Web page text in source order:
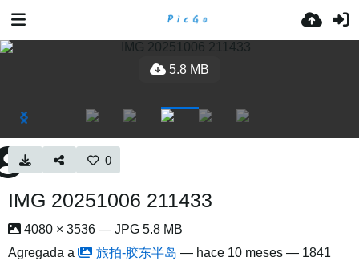
5.8 MB
0
IMG 20251006 211433
4080 × 3536 — JPG 5.8 MB
Agregada a
旅拍-胶东半岛 — hace 10 meses — 1841